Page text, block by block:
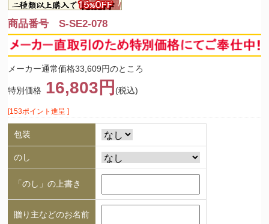
商品番号 S-SE2-078
メーカー通常価格33,609円のところ
特別価格 16,803円 (税込)
[153ポイント進呈 ]
包装
のし
「のし」の上書き
贈り主などのお名前